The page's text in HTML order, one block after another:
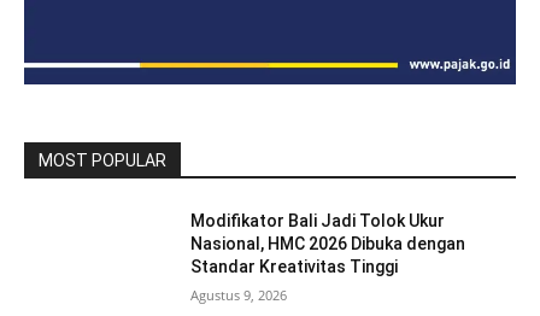
MOST POPULAR
Modifikator Bali Jadi Tolok Ukur
Nasional, HMC 2026 Dibuka dengan
Standar Kreativitas Tinggi
Agustus 9, 2026